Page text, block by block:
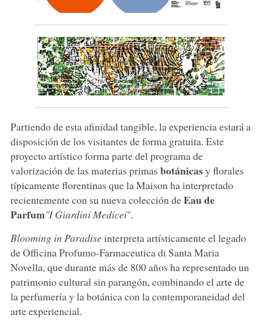
Partiendo de esta afinidad tangible, la experiencia estará a
disposición de los visitantes de forma gratuita. Este
proyecto artístico forma parte del programa de
valorización de las materias primas botánicasy florales
típicamente florentinas que la Maison ha interpretado
recientemente con su nueva colección deEau de
Parfum"I Giardini Medicei".
Blooming in Paradiseinterpreta artísticamente el legado
de Officina Profumo-Farmaceutica di Santa Maria
Novella, que durante más de 800 años ha representado un
patrimonio cultural sin parangón, combinando el arte de
la perfumería y la botánica con la contemporaneidad del
arte experiencial.